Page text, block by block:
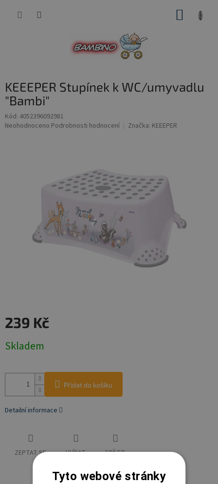
KEEEPER Stupínek k WC/umyvadlu
"Bambi"
Kód: 4052396092981
Průměrné
Neohodnoceno Podrobnosti hodnocení Značka: KEEEPER
239 Kč
cena:
Skladem
Přidat do košíku
Detailní informace
ZEPTAT SE HLÍDAT SDÍLET
Tyto webové stránky